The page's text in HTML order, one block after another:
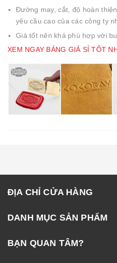
Đường may, cắt, độ hoàn
yêu cầu cao của các công ty
Giá tốt nên khá phù hợp với
XEM NGAY BẢNG GIÁ SỈ TỐT
ĐỊA CHỈ CỬA HÀNG
DANH MỤC SẢN PHẨM
BẠN QUAN TÂM?